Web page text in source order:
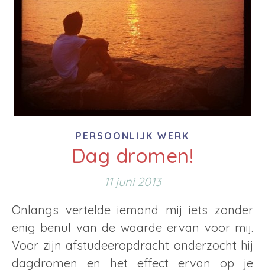
PERSOONLIJK WERK
Dag dromen!
11 juni 2013
Onlangs vertelde iemand mij iets zonder
enig benul van de waarde ervan voor mij.
Voor zijn afstudeeropdracht onderzocht hij
dagdromen en het effect ervan op je